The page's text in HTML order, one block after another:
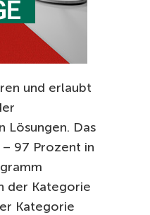
und erlaubt
Lösungen. Das
97 Prozent in
der Kategorie
Kategorie